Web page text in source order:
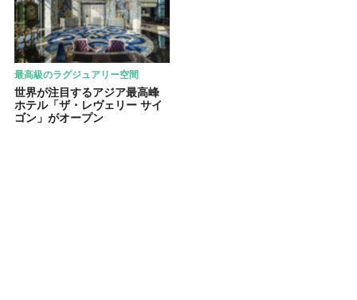
最高級のラグジュアリー空間
世界が注目するアジア最高峰
ホテル「ザ・レヴェリー サイ
ゴン」がオープン